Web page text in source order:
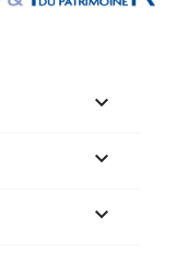


